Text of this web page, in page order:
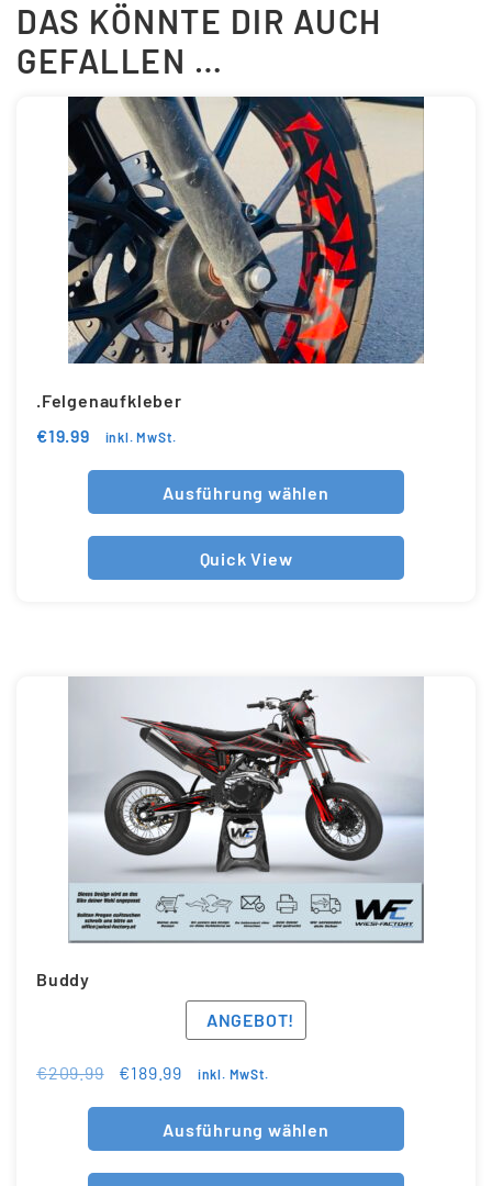
DAS KÖNNTE DIR AUCH
GEFALLEN …
.Felgenaufkleber
€19.99 inkl. MwSt.
Ausführung wählen
Quick View
Buddy
ANGEBOT!
€209.99 €189.99 inkl. MwSt.
Ausführung wählen